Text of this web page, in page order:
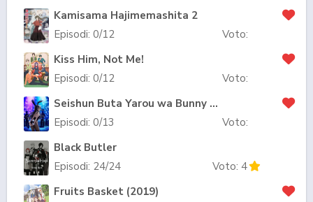
Kamisama Hajimemashita 2
Voto:
Episodi: 0/12
Kiss Him, Not Me!
Voto:
Episodi: 0/12
Seishun Buta Yarou wa Bunny Girl Senpai no Yume wo Minai
Voto:
Episodi: 0/13
Black Butler
Voto: 4
Episodi: 24/24
Fruits Basket (2019)